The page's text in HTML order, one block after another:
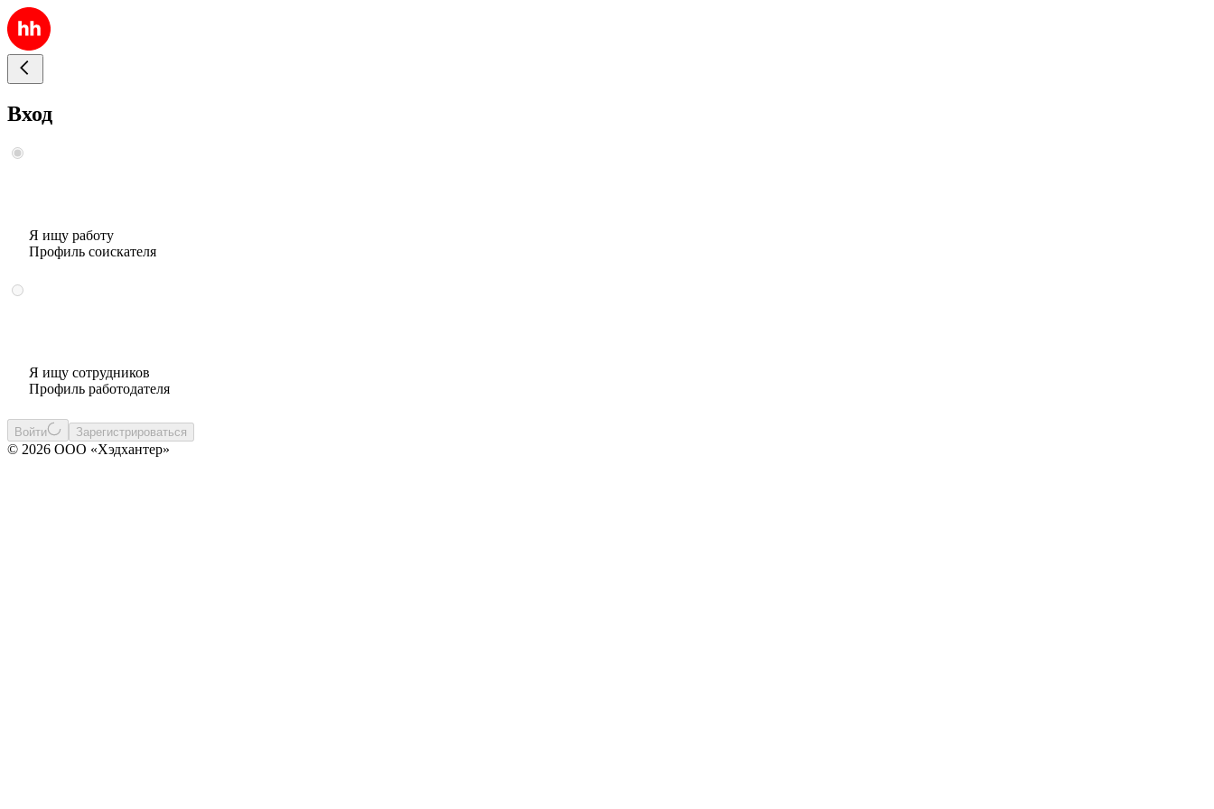
Вход
Я ищу работу
Профиль соискателя
Я ищу сотрудников
Профиль работодателя
Войти Зарегистрироваться
© 2026 ООО «Хэдхантер»